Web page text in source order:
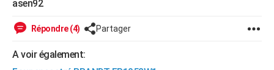
VOYAGE
Destinations
City break
Voyage nature
Voyage de noces
Forum
Climat
PHOTO
GUIDES D'ACHAT
asen92
Répondre (4) Partager
A voir également: